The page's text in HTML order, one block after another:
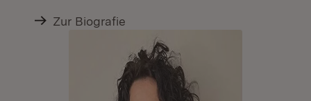
Zur Biografie